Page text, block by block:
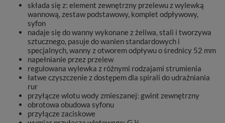
składa się z: element zewnętrzny przelewu z wylewką
wannową, zestaw podstawowy, komplet odpływowy,
syfon
nadaje się do wanny wykonane z żeliwa, stali i tworzywa
sztucznego, pasuje do wanien standardowych i
specjalnych, wanny z otworem odpływu o średnicy 52 mm
napełnianie przez przelew
regulowana wylewka z różnymi rodzajami strumienia
łatwe czyszczenie z dostępem dla spirali do udrażniania
rur
przyłącze wlotu wody zmieszanej: gwint zewnętrzny
obrotowa obudowa syfonu
przyłącze zaciskowe